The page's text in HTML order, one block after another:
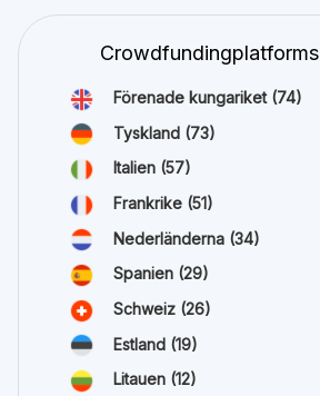
Crowdfundingplatforms
Förenade kungariket (74)
Tyskland (73)
Italien (57)
Frankrike (51)
Nederländerna (34)
Spanien (29)
Schweiz (26)
Estland (19)
Litauen (12)